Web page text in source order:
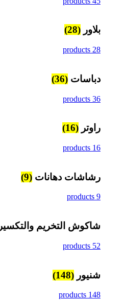
بلاور (28)
28 products
دباسات (36)
36 products
راوتر (16)
16 products
رشاشات دهانات (9)
9 products
شاكوش التخريم والتكسير
52 products
شنيور (148)
148 products